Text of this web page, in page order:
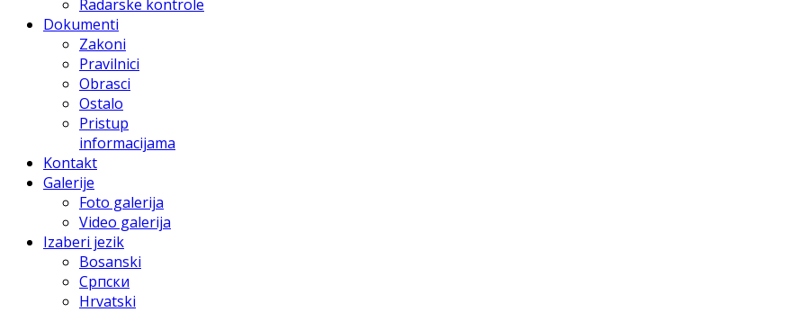
Radarske kontrole
Dokumenti
Zakoni
Pravilnici
Obrasci
Ostalo
Pristup
informacijama
Kontakt
Galerije
Foto galerija
Video galerija
Izaberi jezik
Bosanski
Српски
Hrvatski